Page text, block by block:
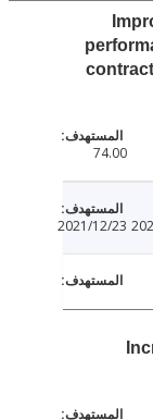
2021/